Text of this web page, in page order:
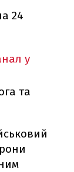
24
у
та